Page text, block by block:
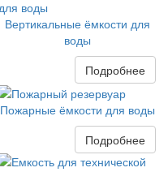
Вертикальные ёмкости для
воды
Подробнее
Пожарные ёмкости для воды
Подробнее